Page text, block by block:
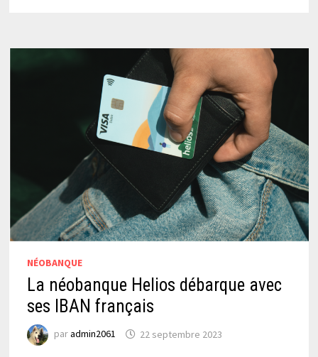
NÉOBANQUE
La néobanque Helios débarque avec
ses IBAN français
paradmin2061 22 septembre 2023